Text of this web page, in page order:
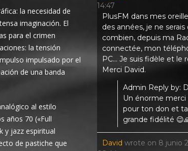
la necesidad de
imaginación. El
para el crimen
la tensión
impulsado por el
de una banda
al estilo
años 70 («Full
y jazz espiritual
de pastiche que
14:47
PlusFM dans mes
des années, je ne serais
combien, depuis ma
connectée, mon
PC... Je suis fidèle et le
Merci David.
Admin Reply by:
Un énorme merci
pour ton don et
grande fidélité
David wrote on 8 junio